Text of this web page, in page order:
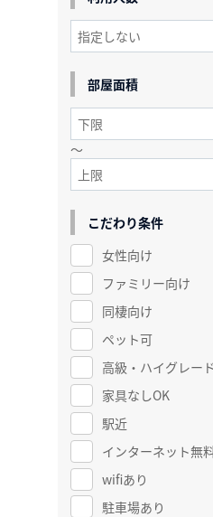
部屋面積
～
こだわり条件
女性向け
ファミリー向け
同棲向け
ペット可
高級・ハイグレード
家具なしOK
駅近
インターネット無
wifiあり
駐車場あり